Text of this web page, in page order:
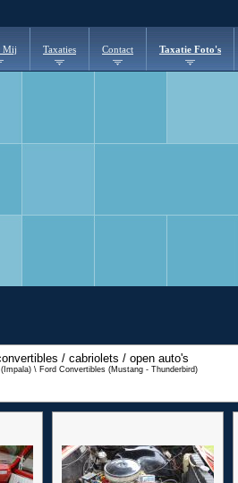
Mij Taxaties Contact Taxatie Foto's
/ cabriolets / open auto's
\ Ford Convertibles (Mustang - Thunderbird)